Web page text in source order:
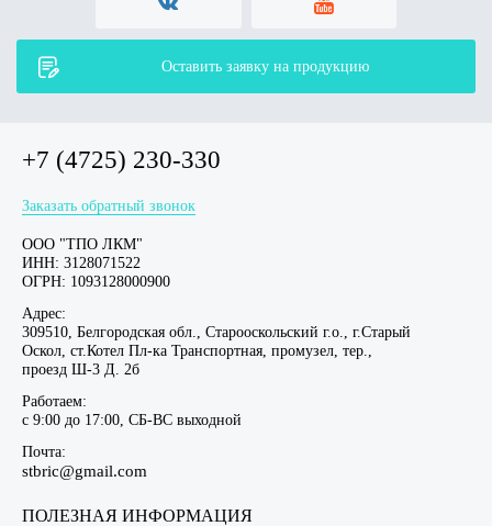
Оставить заявку на продукцию
+7 (4725) 230-330
Заказать обратный звонок
ООО "ТПО ЛКМ"
ИНН: 3128071522
ОГРН: 1093128000900
Адрес:
309510, Белгородская обл., Старооскольский г.о., г.Старый
Оскол, ст.Котел Пл-ка Транспортная, промузел, тер.,
проезд Ш-3 Д. 2б
Работаем:
c 9:00 до 17:00, СБ-ВС выходной
Почта:
stbric@gmail.com
ПОЛЕЗНАЯ ИНФОРМАЦИЯ